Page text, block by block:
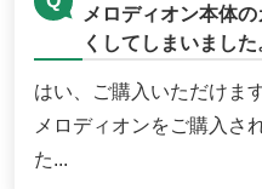
メロディオン本体
くしてしまいまし
はい、ご購入いただけま
メロディオンをご購入さ
た...